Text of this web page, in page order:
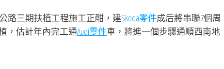
路三期扶植工程施工正酣，建Skoda零件成后將串聯7個周
，估計年內完工通Audi零件車，將進一個步驟通順西南地